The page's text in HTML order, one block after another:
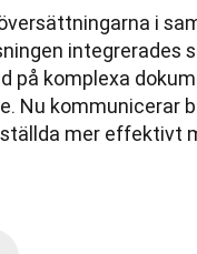
i
integrerades
på komplexa
Nu kommunicerar
mer effektivt